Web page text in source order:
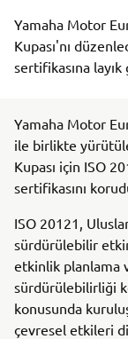
Yamaha Motor
Kupası'nı
sertifikasına
Yamaha Motor
ile birlikte
Kupası için ISO
sertifikasını
ISO 20121,
sürdürülebilir
etkinlik planlama
sürdürülebilirliği
konusunda
çevresel etkileri